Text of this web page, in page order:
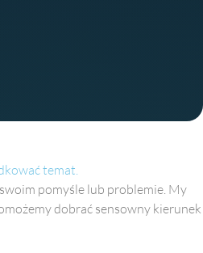
temat.
pomyśle lub problemie. My
dobrać sensowny kierunek